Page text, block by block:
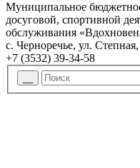
Муниципальное
досуговой, спортивной
обслуживания
с. Черноречье, ул.
+7 (3532) 39-34-58